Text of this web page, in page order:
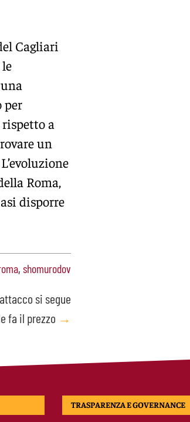
Cagliari
per
a
un
Roma,
disporre
, shomurodov
si segue
fa il prezzo →
TRASPARENZA E GOVERNANCE